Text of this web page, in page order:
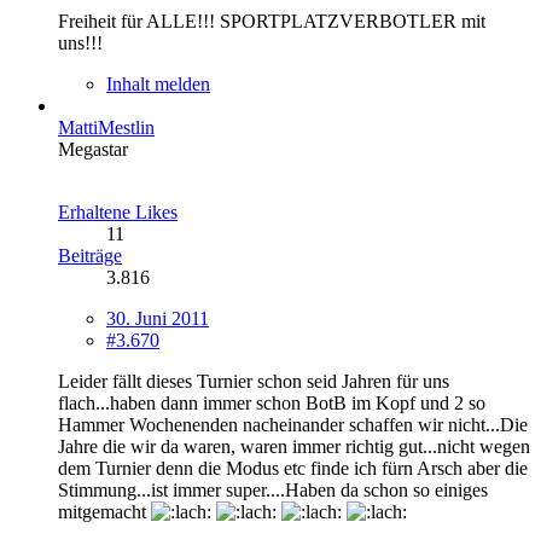
Freiheit für ALLE!!! SPORTPLATZVERBOTLER mit
uns!!!
Inhalt melden
MattiMestlin
Megastar
Erhaltene Likes
11
Beiträge
3.816
30. Juni 2011
#3.670
Leider fällt dieses Turnier schon seid Jahren für uns
flach...haben dann immer schon BotB im Kopf und 2 so
Hammer Wochenenden nacheinander schaffen wir nicht...Die
Jahre die wir da waren, waren immer richtig gut...nicht wegen
dem Turnier denn die Modus etc finde ich fürn Arsch aber die
Stimmung...ist immer super....Haben da schon so einiges
mitgemacht